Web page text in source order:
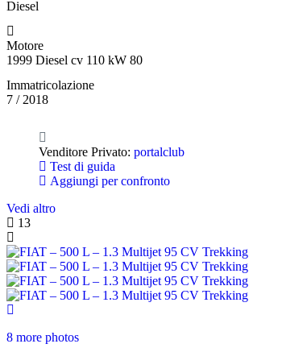
Diesel
Motore
1999 Diesel cv 110 kW 80
Immatricolazione
7 / 2018
Venditore Privato: portalclub
Test di guida
Aggiungi per confronto
Vedi altro
13
8 more photos